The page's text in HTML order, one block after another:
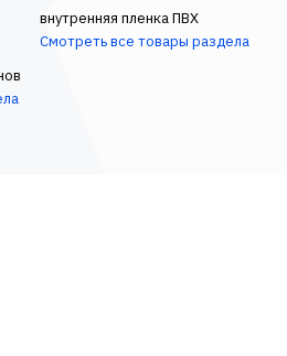
внутренняя пленка ПВХ
Смотреть все товары раздела